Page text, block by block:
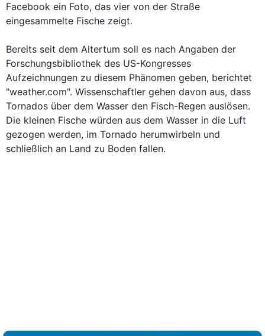
Facebook ein Foto, das vier von der Straße
eingesammelte Fische zeigt.
Bereits seit dem Altertum soll es nach Angaben der
Forschungsbibliothek des US-Kongresses
Aufzeichnungen zu diesem Phänomen geben, berichtet
"weather.com". Wissenschaftler gehen davon aus, dass
Tornados über dem Wasser den Fisch-Regen auslösen.
Die kleinen Fische würden aus dem Wasser in die Luft
gezogen werden, im Tornado herumwirbeln und
schließlich an Land zu Boden fallen.